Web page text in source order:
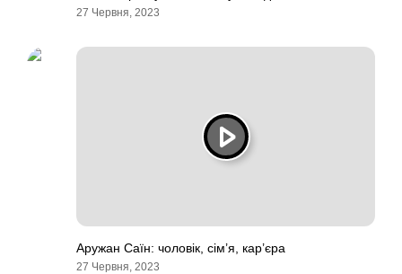
27 Червня, 2023
Аружан Саїн: чоловік, сім’я, кар’єра
27 Червня, 2023